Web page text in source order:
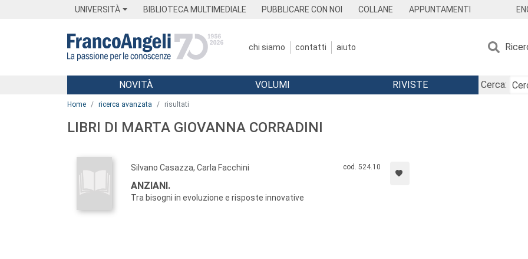
UNIVERSITÀ BIBLIOTECA MULTIMEDIALE PUBBLICARE CON NOI COLLANE APPUNTAMENTI
chi siamo contatti aiuto
Menu
NOVITÀ VOLUMI RIVISTE
Cerca:
Home ricerca avanzata risultati
LIBRI DI MARTA GIOVANNA CORRADINI
Silvano Casazza, Carla Facchini
ANZIANI.
Tra bisogni in evoluzione e risposte innovative
cod. 524.10